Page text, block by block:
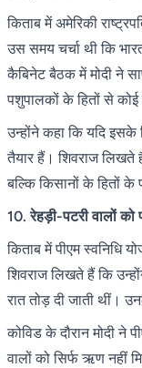
किताब में अमेरिकी
उस समय चर्चा थी कि
कैबिनेट बैठक में मोदी ने
पशुपालकों के हितों से कोई
उन्होंने कहा कि यदि इसके
तैयार हैं। शिवराज लिखते
बल्कि किसानों के हितों के
10. रेहड़ी-पटरी वालों को
किताब में पीएम स्वनिधि
शिवराज लिखते हैं कि
रात तोड़ दी जाती थीं।
कोविड के दौरान मोदी ने
वालों को सिर्फ ऋण नहीं